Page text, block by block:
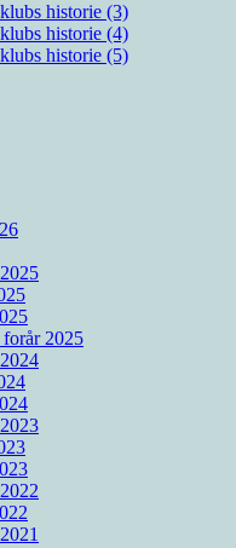
historie (3)
historie (4)
historie (5)
2025